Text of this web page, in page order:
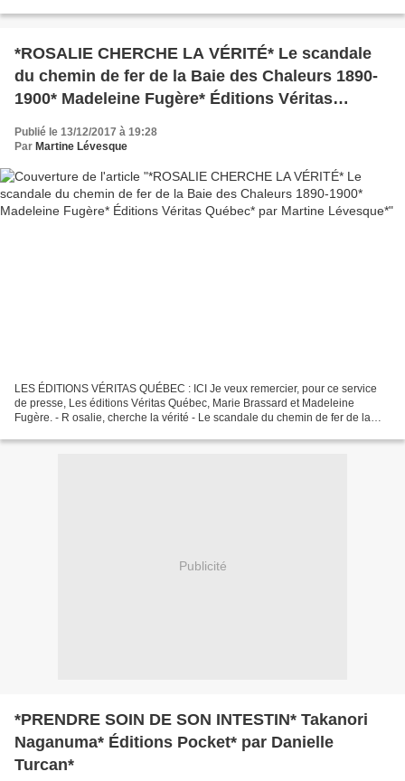
*ROSALIE CHERCHE LA VÉRITÉ* Le scandale
du chemin de fer de la Baie des Chaleurs 1890-
1900* Madeleine Fugère* Éditions Véritas
Québec* par Martine Lévesque*
Publié le 13/12/2017 à 19:28
Par Martine Lévesque
LES ÉDITIONS VÉRITAS QUÉBEC : ICI Je veux remercier, pour ce service
de presse, Les éditions Véritas Québec, Marie Brassard et Madeleine
Fugère. - R osalie, cherche la vérité - Le scandale du chemin de fer de la
Publicité
*PRENDRE SOIN DE SON INTESTIN* Takanori
Naganuma* Éditions Pocket* par Danielle
Turcan*